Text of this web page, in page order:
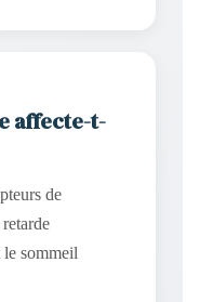
affecte-t-
de
sommeil